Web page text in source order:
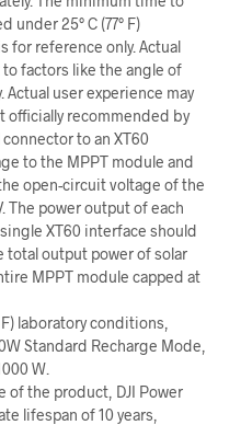
under 25° C (77° F)
for reference only. Actual
factors like the angle of
user experience may
officially recommended by
to an XT60
to the MPPT module and
open-circuit voltage of the
The power output of each
XT60 interface should
total output power of solar
MPPT module capped at
laboratory conditions,
Standard Recharge Mode,
W.
of the product, DJI Power
lifespan of 10 years,